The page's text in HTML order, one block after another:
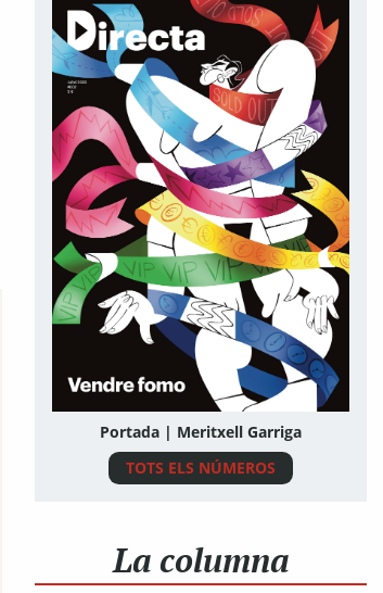
Portada | Meritxell Garriga
TOTS ELS NÚMEROS
La columna